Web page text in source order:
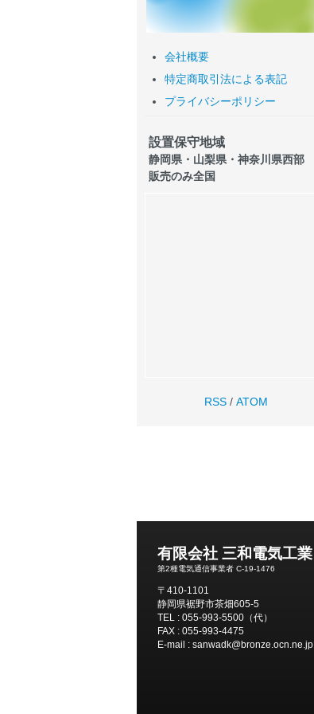
会社概要
特定商取引法による表記
プライバシーポリシー
設置保守地域
静岡県・山梨県・神奈川県西部
販売のみ全国
RSS / ATOM
有限会社 三和電気工業
第2種電気通信事業者 C-19-1476
〒410-1101
静岡県裾野市茶畑605-5
TEL : 055-993-5500（代）
FAX : 055-993-4475
E-mail : sanwadk@bronze.ocn.ne.jp